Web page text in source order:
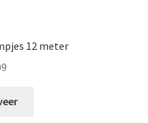
12 meter